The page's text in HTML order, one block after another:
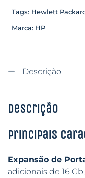
Tags: Hewlett
Marca: HP
Descrição
Descrição
Principais
Expansão de
adicionais de 16